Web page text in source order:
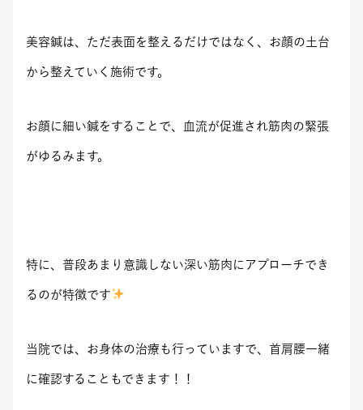
美容鍼は、ただ表面を整えるだけではなく、お顔の土台
から整えていく施術です。
お顔に細い鍼をすることで、血流が促進され筋肉の緊張
がゆるみます。
特に、普段あまり意識しない深い筋肉にアプローチでき
るのが特徴です
当院では、お身体の治療も行っていますで、首肩腰一緒
に確認することもできます！！